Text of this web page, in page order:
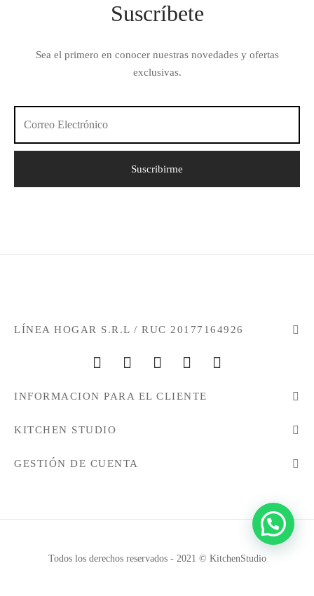
Suscríbete
Sea el primero en conocer nuestras novedades y ofertas
exclusivas.
LÍNEA HOGAR S.R.L / RUC 20177164926
INFORMACION PARA EL CLIENTE
KITCHEN STUDIO
GESTIÓN DE CUENTA
Todos los derechos reservados - 2021 © KitchenStudio